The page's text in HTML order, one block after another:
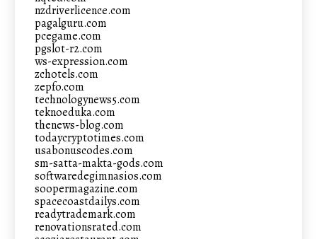
nzdriverlicence.com
pagalguru.com
pcegame.com
pgslot-r2.com
ws-expression.com
zchotels.com
zepfo.com
technologynews5.com
teknoeduka.com
thenews-blog.com
todaycryptotimes.com
usabonuscodes.com
sm-satta-makta-gods.com
softwaredegimnasios.com
soopermagazine.com
spacecoastdailys.com
readytrademark.com
renovationsrated.com